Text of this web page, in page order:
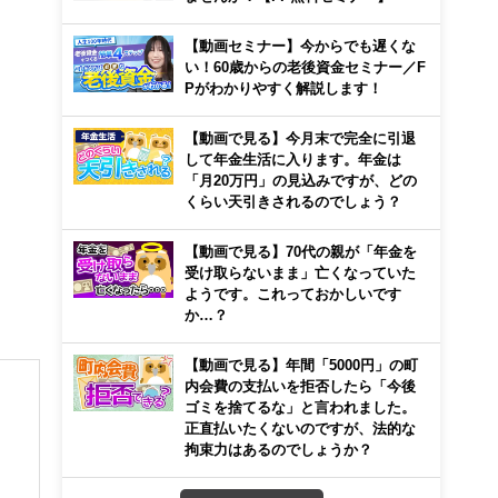
【動画セミナー】今からでも遅くな
い！60歳からの老後資金セミナー／F
Pがわかりやすく解説します！
【動画で見る】今月末で完全に引退
して年金生活に入ります。年金は
「月20万円」の見込みですが、どの
くらい天引きされるのでしょう？
【動画で見る】70代の親が「年金を
受け取らないまま」亡くなっていた
ようです。これっておかしいです
か…？
【動画で見る】年間「5000円」の町
内会費の支払いを拒否したら「今後
ゴミを捨てるな」と言われました。
正直払いたくないのですが、法的な
拘束力はあるのでしょうか？